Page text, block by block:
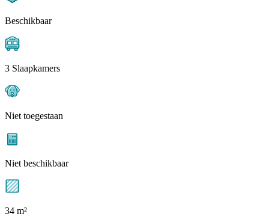
Beschikbaar
3 Slaapkamers
Niet toegestaan
Niet beschikbaar
34 m²